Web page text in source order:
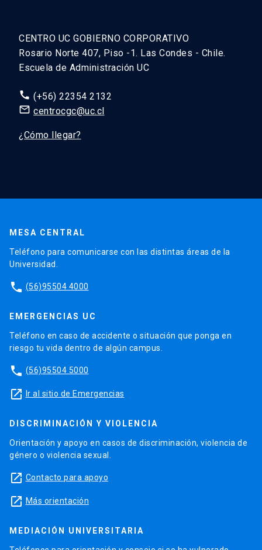
CENTRO UC GOBIERNO CORPORATIVO
Rosario Norte 407, Piso -1. Las Condes - Chile.
Escuela de Administración UC
call (+56) 22354 2132
mail_outline centrocgc@uc.cl
¿Cómo llegar?
MESA CENTRAL
Teléfono para comunicarse con las distintas áreas de la
Universidad.
phone (56)95504 4000
EMERGENCIAS UC
Teléfono en caso de accidente o situación que ponga en
riesgo tu vida dentro de algún campus.
phone (56)95504 5000
launch Ir al sitio de Emergencias
DISCRIMINACIÓN Y VIOLENCIA
Orientación y apoyo en casos de discriminación, violencia de
género o violencia sexual.
launch Contacto para apoyo
launch Más orientación
MEDIACIÓN UNIVERSITARIA